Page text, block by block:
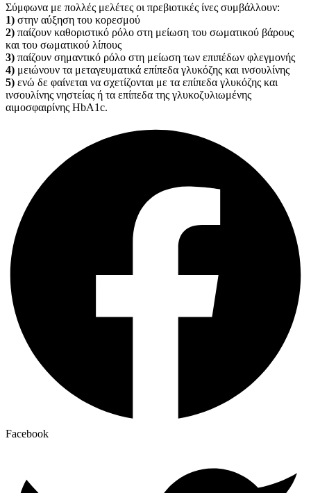
Σύμφωνα με πολλές μελέτες οι πρεβιοτικές ίνες συμβάλλουν:
1) στην αύξηση του κορεσμού
2) παίζουν καθοριστικό ρόλο στη μείωση του σωματικού βάρους
και του σωματικού λίπους
3) παίζουν σημαντικό ρόλο στη μείωση των επιπέδων φλεγμονής
4) μειώνουν τα μεταγευματικά επίπεδα γλυκόζης και ινσουλίνης
5) ενώ δε φαίνεται να σχετίζονται με τα επίπεδα γλυκόζης και
ινσουλίνης νηστείας ή τα επίπεδα της γλυκοζυλιωμένης
αιμοσφαιρίνης HbA1c.
Facebook